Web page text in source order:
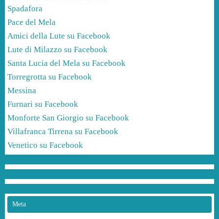
Spadafora
Pace del Mela
Amici della Lute su Facebook
Lute di Milazzo su Facebook
Santa Lucia del Mela su Facebook
Torregrotta su Facebook
Messina
Furnari su Facebook
Monforte San Giorgio su Facebook
Villafranca Tirrena su Facebook
Venetico su Facebook
Meta